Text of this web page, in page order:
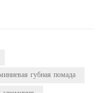
губная помада